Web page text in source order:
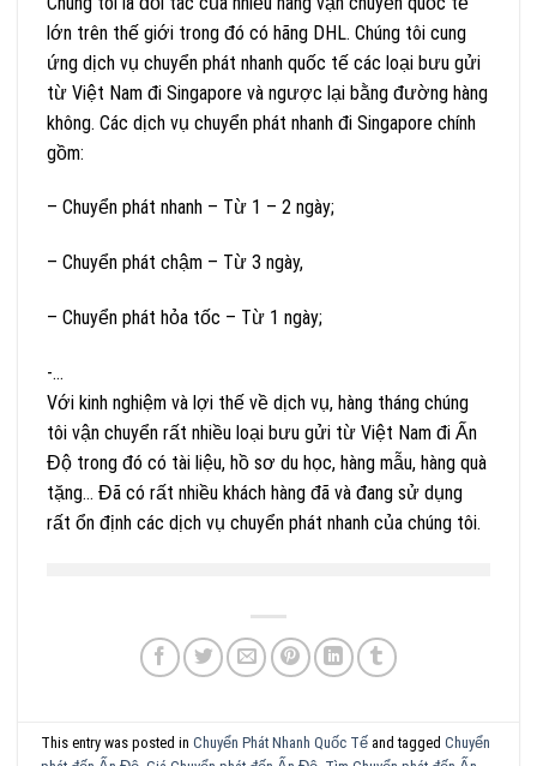
lớn trên thế giới trong đó có hãng DHL. Chúng tôi cung
ứng dịch vụ chuyển phát nhanh quốc tế các loại bưu gửi
từ Việt Nam đi Singapore và ngược lại bằng đường hàng
không. Các dịch vụ chuyển phát nhanh đi Singapore chính
gồm:
– Chuyển phát nhanh – Từ 1 – 2 ngày;
– Chuyển phát chậm – Từ 3 ngày,
– Chuyển phát hỏa tốc – Từ 1 ngày;
-…
Với kinh nghiệm và lợi thế về dịch vụ, hàng tháng chúng
tôi vận chuyển rất nhiều loại bưu gửi từ Việt Nam đi Ấn
Độ trong đó có tài liệu, hồ sơ du học, hàng mẫu, hàng quà
tặng… Đã có rất nhiều khách hàng đã và đang sử dụng
rất ổn định các dịch vụ chuyển phát nhanh của chúng tôi.
This entry was posted inChuyển Phát Nhanh Quốc Tế and taggedChuyển